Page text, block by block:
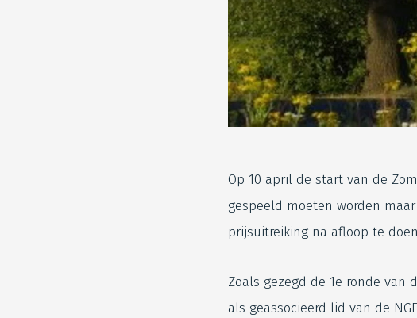
Op 10 april de start van de
gespeeld moeten worden
prijsuitreiking na afloop te
Zoals gezegd de 1e ronde
als geassocieerd lid van de